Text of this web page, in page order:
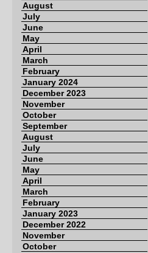
August
July
June
May
April
March
February
January 2024
December 2023
November
October
September
August
July
June
May
April
March
February
January 2023
December 2022
November
October